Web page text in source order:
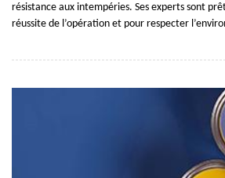
résistance aux intempéries. Ses experts sont
réussite de l’opération et pour respecter